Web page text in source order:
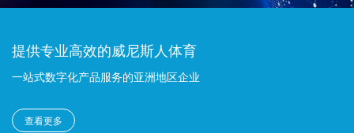
提供专业高效的威尼斯人体育
一站式数字化产品服务的亚洲地区企业
查看更多